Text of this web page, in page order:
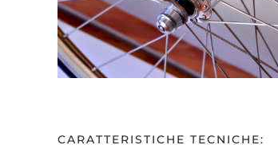
CARATTERISTICHE TECNICHE: